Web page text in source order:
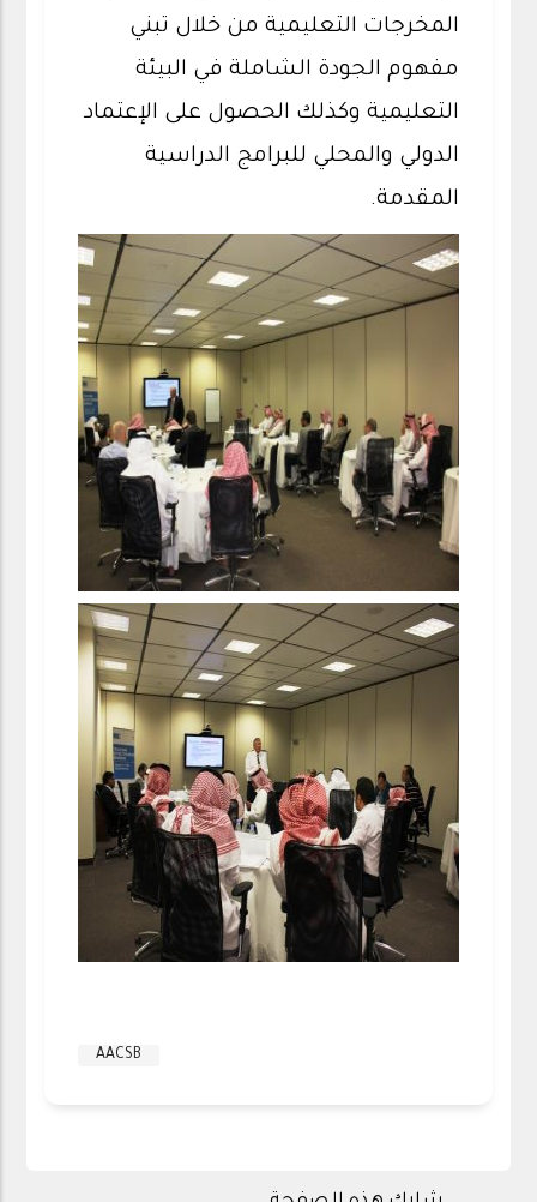
المخرجات التعليمية من خلال تبني
مفهوم الجودة الشاملة في البيئة
التعليمية وكذلك الحصول على الإعتماد
الدولي والمحلي للبرامج الدراسية
المقدمة.
AACSB